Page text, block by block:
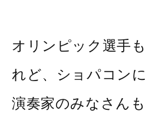
オリンピック選手
れど、ショパコン
演奏家のみなさん